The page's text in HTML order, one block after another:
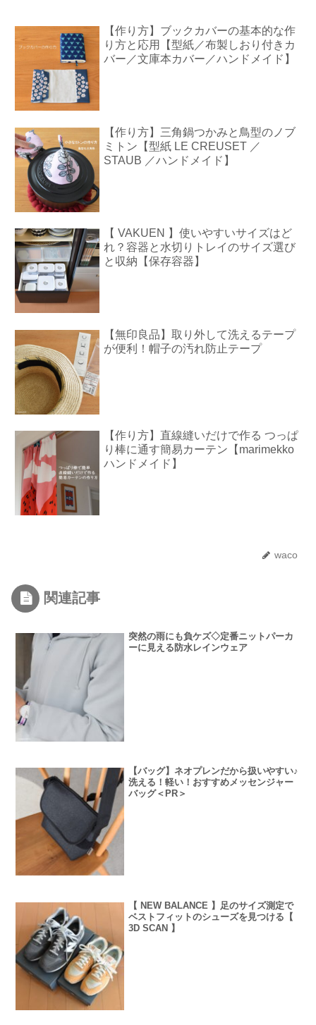
【作り方】ブックカバーの基本的な作
り方と応用【型紙／布製しおり付きカ
バー／文庫本カバー／ハンドメイド】
【作り方】三角鍋つかみと鳥型のノブ
ミトン【型紙 LE CREUSET ／
STAUB ／ハンドメイド】
【 VAKUEN 】使いやすいサイズはど
れ？容器と水切りトレイのサイズ選び
と収納【保存容器】
【無印良品】取り外して洗えるテープ
が便利！帽子の汚れ防止テープ
【作り方】直線縫いだけで作る つっぱ
り棒に通す簡易カーテン【marimekko
ハンドメイド】
waco
関連記事
突然の雨にも負ケズ◇定番ニットパーカ
ーに見える防水レインウェア
【バッグ】ネオプレンだから扱いやすい♪
洗える！軽い！おすすめメッセンジャー
バッグ＜PR＞
【 NEW BALANCE 】足のサイズ測定で
ベストフィットのシューズを見つける【
3D SCAN 】